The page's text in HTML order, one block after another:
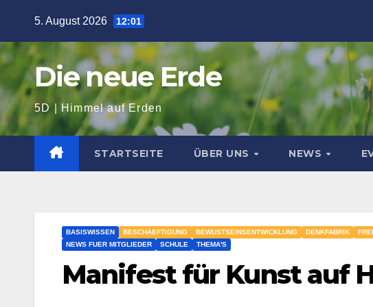
springen
5. August 2026 12:01
Die neue Erde
5D | Himmel auf Erden
STARTSEITE ÜBER UNS NEWS
BASISWISSEN BESCHAEFTIGUNG BEWUSTSEINSENTWICKLUNG DENKFABRIK
NEWS FUER MITGLIEDER
SCHULE THEMA'S
Manifest für Kunst auf